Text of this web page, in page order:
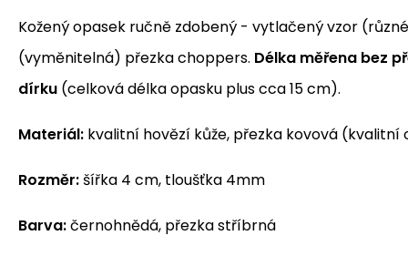
Kožený opasek ručně zdobený - vytlačený vzor
(vyměnitelná) přezka choppers. Délka měřena bez
dírku (celková délka opasku plus cca 15 cm).
Materiál: kvalitní hovězí kůže, přezka kovová (kvalitní
Rozměr:šířka 4 cm, tloušťka 4mm
Barva:černohnědá, přezka stříbrná